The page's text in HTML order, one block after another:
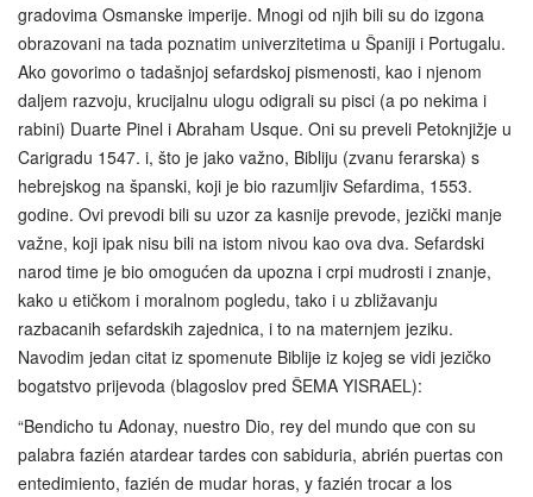
gradovima Osmanske imperije. Mnogi od njih bili su do izgona
obrazovani na tada poznatim univerzitetima u Španiji i Portugalu.
Ako govorimo o tadašnjoj sefardskoj pismenosti, kao i njenom
daljem razvoju, krucijalnu ulogu odigrali su pisci (a po nekima i
rabini) Duarte Pinel i Abraham Usque. Oni su preveli Petoknjižje u
Carigradu 1547. i, što je jako važno, Bibliju (zvanu ferarska) s
hebrejskog na španski, koji je bio razumljiv Sefardima, 1553.
godine. Ovi prevodi bili su uzor za kasnije prevode, jezički manje
važne, koji ipak nisu bili na istom nivou kao ova dva. Sefardski
narod time je bio omogućen da upozna i crpi mudrosti i znanje,
kako u etičkom i moralnom pogledu, tako i u zbližavanju
razbacanih sefardskih zajednica, i to na maternjem jeziku.
Navodim jedan citat iz spomenute Biblije iz kojeg se vidi jezičko
bogatstvo prijevoda (blagoslov pred ŠEMA YISRAEL):
“Bendicho tu Adonay, nuestro Dio, rey del mundo que con su
palabra fazién atardear tardes con sabiduria, abrién puertas con
entedimiento, fazién de mudar horas, y fazién trocar a los